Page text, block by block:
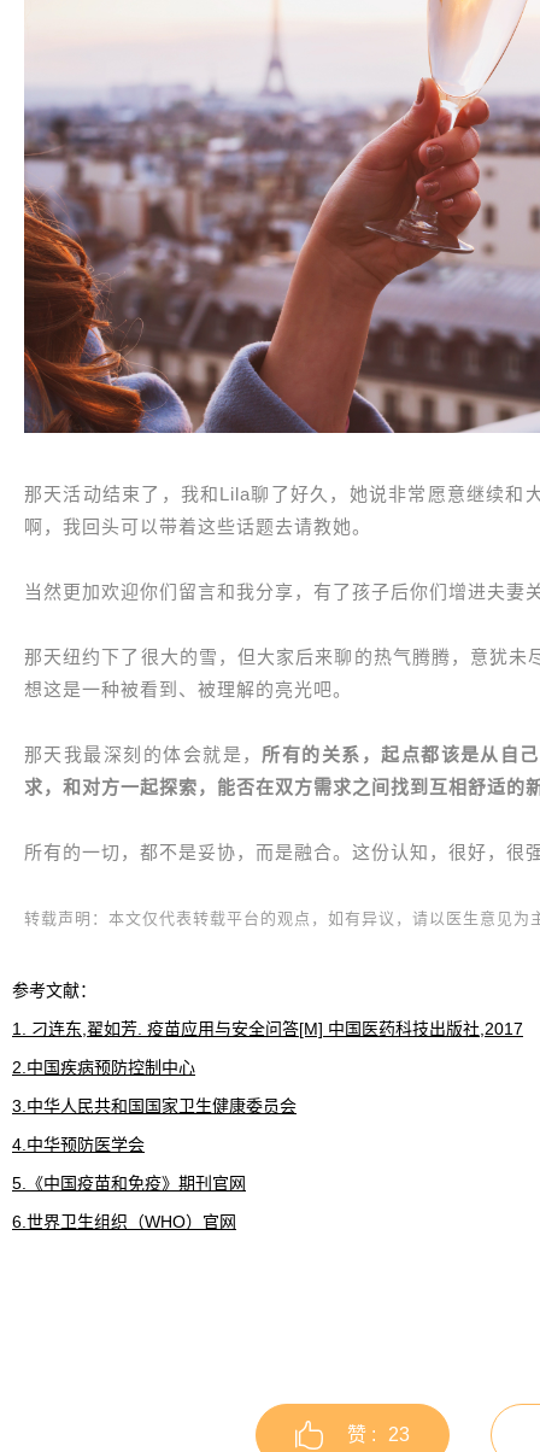
那天活动结束了，我和Lila聊了好久，她说非常愿意继续和
啊，我回头可以带着这些话题去请教她。
当然更加欢迎你们留言和我分享，有了孩子后你们增进夫妻
那天纽约下了很大的雪，但大家后来聊的热气腾腾，意犹
想这是一种被看到、被理解的亮光吧。
那天我最深刻的体会就是， 所有的关系，起点都该是从自
求，和对方一起探索，能否在双方需求之间找到互相舒适的
所有的一切，都不是妥协，而是融合。这份认知，很好，很
转载声明：本文仅代表转载平台的观点，如有异议，请以医生意见为
参考文献：
1. 刁连东,翟如芳. 疫苗应用与安全问答[M] 中国医药科技出版社,2017
2.中国疾病预防控制中心
3.中华人民共和国国家卫生健康委员会
4.中华预防医学会
5.《中国疫苗和免疫》期刊官网
6.世界卫生组织（WHO）官网
赞 : 23